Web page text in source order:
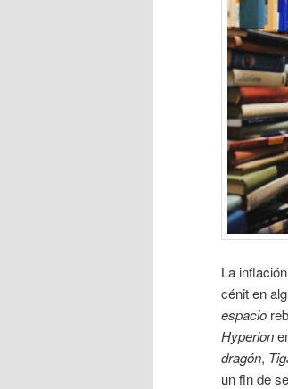
La
cénit en
espacio
Hyperion
dragón,
un fin de